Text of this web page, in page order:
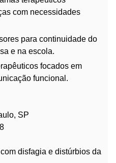
com necessidades
para continuidade do
e na escola.
focados em
funcional.
SP
disfagia e distúrbios da